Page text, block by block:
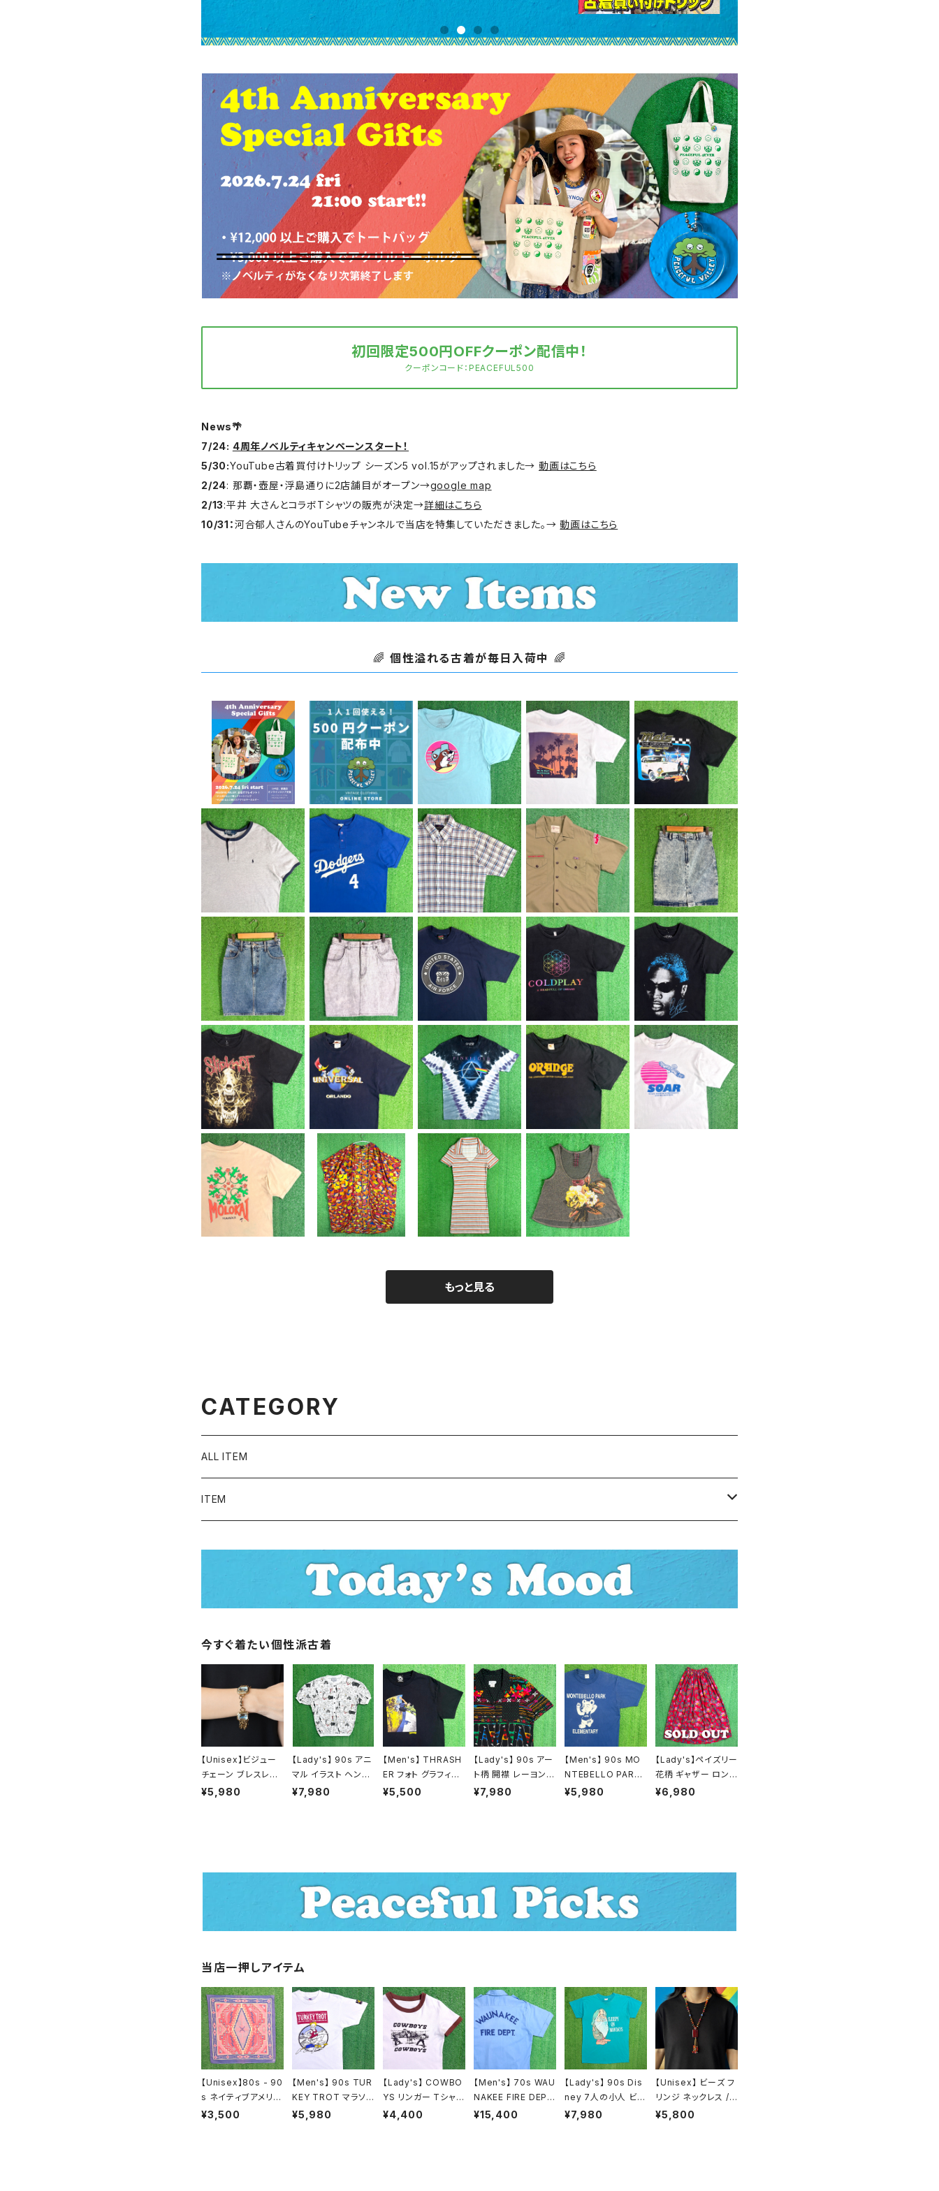
初回限定500円OFFクーポン配信中！
クーポンコード：PEACEFUL500
News🌴
7/24: 4周年ノベルティキャンペーンスタート！
5/30:YouTube古着買付けトリップ シーズン5 vol.15がアップされました→ 動画はこちら
2/24: 那覇・壺屋・浮島通りに2店舗目がオープン→google map
2/13:平井 大さんとコラボTシャツの販売が決定→詳細はこちら
10/31：河合郁人さんのYouTubeチャンネルで当店を特集していただきました。→ 動画はこちら
🌈個性溢れる古着が毎日入荷中 🌈
4周年ノベルティーキャ
ンペーン開催中！
¥4,444
SOLD OUT
【500円クーポン】1人1
回のみご利用可能！
¥500
SOLD OUT
【Men's】 BUC-EE'S
イラスト Tシャツ / バッ
キーズ ティーシャツ T-
Shirt 古着 2274
¥4,500
【Men's】 IN-N-OUT
BURGER Tシャツ / テ
ィーシャツ T-Shirt 古
着 イン・アンド・アウト・
バーガー 2273
¥5,500
【Men's】 00s - Me
l's グラフィック Tシャ
ツ / ティーシャツ T-S
hirt 古着 レストラン A
merican Graffiti 2
272
¥5,500
【Men's】 POLO by R
alph Lauren 鹿の子
素材 ヘンリーネック ト
ップス / ラルフローレン
ポロ メンズ ティーシャ
ツ T-Shirt 古着 メン
ズ 半袖 2268
¥6,600
【Men's】 90s Dodg
ers ヘンリーネック T
シャツ / アメリカ製 US
A製 90年代 ティーシャ
ツ T-Shirt 古着 メン
ズ ドジャース N1585
¥6,600
【Men's】 80s - ポリ
コットン チェック シャ
ツ / 80年代 古着 半袖
メンズ 2280
¥6,600
【Men's】 - 70s BOY
SCOUT OF AMERIC
A 開襟 シャツ / 70年
代 シャツ 半袖 古着 メ
ンズ オープンカラー ボ
ーイスカウト 2197
¥6,980
【Lady's】 80s - 90
s ケミカルウォッシュ デ
ニム スカート / アメリ
カ製 USA製 80年代 9
0年代 ミニ タイト レデ
ィース N1587
¥7,700
【Lady's】 90s GUE
SS デニム ミニスカー
ト / アメリカ製 USA製
90年代 ゲス タイトスカ
ート スカート ミニ 古着
レディース 2275
¥7,700
【Lady's】 90s ケミカ
ルウォッシュ デニム ミ
ニ スカート / 90年代
古着 レディース N158
6
¥8,800
【Men's】 90s US AI
R FORCE リフレクター
プリント Tシャツ / アメ
リカ製 USA製 90年代
USAF ティーシャツ T-
Shirt N1584
¥6,980
【Men's】2017 COL
DPLAY ツアー Tシャ
ツ / 古着 ティーシャツ
T-Shirt バンド ロック
2279
¥4,980
【Men's】 NBA Denn
is Rodman オフィシ
ャル Tシャツ / ティーシ
ャツ T-Shirt 古着 ロ
ッドマン 2278
¥6,600
【Men's】2012s Slip
knot オフィシャル Tシ
ャツ / 古着 バンド ロッ
ク ティーシャツ T-Shi
rt スリップノット 2277
¥8,800
【Men's】 90s UNIV
ERSAL STUDIO ロゴ
Tシャツ / 90年代 ティ
ーシャツ T-Shirt 古着
ウッディー・ウッドペッ
カー チリー・ウィリー 2
¥6,980
【Men's】 PINK FLO
YD タイダイ Tシャツ /
ティーシャツ T-Shirt
バンド ロック LIQUID
BLUE ピンクフロイド
N1583
¥8,980
【Men's】 90s - ORA
NGE ロゴ Tシャツ / 9
0年代 ティーシャツ T-
Shirt ギター ギターア
ンプ 古着 2271
¥5,980
【Men's】 90s SOAR
イーグル イラスト Tシ
ャツ / アメリカ製 USA
製 90年代 ティーシャ
ツ T-Shirt 古着 227
¥5,500
【Men's】 90s MOL
OKAI ゲッコー イラス
ト Tシャツ / アメリカ製
USA製 90年代 ティー
シャツ T-Shirt ハワイ
2269
¥5,500
【Lady's】 シアー素材
幾何学柄 羽織り シャツ
/ 古着 半袖 ガウン レデ
ィース 2264
¥7,980
【Lady's】 リブ編み ボ
ーダー スキッパー ワン
ピース / 古着 ワンピ 半
袖 2262
¥5,980
【Lady's】 フラワー デ
ザイン ラメ入り タンク
トップ / アメリカ製 US
A製 古着 レディース キ
ャミソール トップス ノ
ースリーブ 2263
¥4,980
もっと見る
CATEGORY
ALL ITEM
ITEM
長袖シャツ / ブラウス
トップス
ボトムス
デニムパンツ
スラックス
スカート
サロペット / オールインワン / セットアップ
スウェット / パーカー
ニット
ジャケット / アウター
アクセサリー / グッズ
今すぐ着たい個性派古着
【Unisex】ビジュー
チェーン ブレスレット
/ 古着 アクセサリー
¥5,980
【Lady's】 90s アニ
マル イラスト ヘンリ
ーネック リブ付き ト
¥7,980
【Men's】 THRASH
ER フォト グラフィッ
ク Tシャツ / 古着 テ
¥5,500
【Lady's】 90s アー
ト柄 開襟 レーヨン
シャツ / アメリカ製
¥7,980
【Men's】 90s MO
NTEBELLO PARK
EMEMENTARY イ
¥5,980
【Lady's】ペイズリー
花柄 ギャザー ロング
スカート / 古着 レデ
¥6,980
当店一押しアイテム
【Unisex】80s - 90
s ネイティブアメリカ
ン モチーフ バンダナ
¥3,500
【Men's】 90s TUR
KEY TROT マラソン
Tシャツ / アメリカ製
¥5,980
【Lady's】 COWBO
YS リンガー Tシャツ
/ ティーシャツ T-Shi
¥4,400
【Men's】 70s WAU
NAKEE FIRE DEP
T. 開襟 ワークシャツ
¥15,400
【Lady's】 90s Dis
ney 7人の小人 ビッ
グ Tシャツ / アメリカ
¥7,980
【Unisex】 ビーズ フ
リンジ ネックレス /
古着 アクセサリー N
¥5,800